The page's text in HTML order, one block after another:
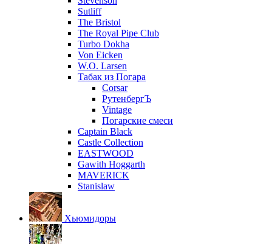
Sutliff
The Bristol
The Royal Pipe Club
Turbo Dokha
Von Eicken
W.O. Larsen
Табак из Погара
Corsar
РутенбергЪ
Vintage
Погарские смеси
Captain Black
Castle Collection
EASTWOOD
Gawith Hoggarth
MAVERICK
Stanislaw
Хьюмидоры